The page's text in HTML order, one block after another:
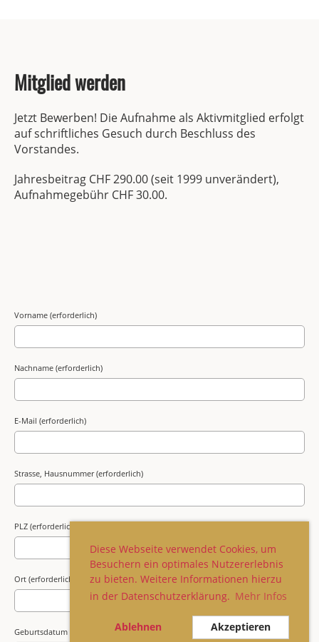
Diese Webseite verwendet Cookies, um
Besuchern ein optimales Nutzererlebnis
zu bieten. Weitere Informationen hierzu
in der Datenschutzerklärung. Mehr Infos
Ablehnen Akzeptieren
Mitglied werden
Jetzt Bewerben! Die Aufnahme als Aktivmitglied erfolgt
auf schriftliches Gesuch durch Beschluss des
Vorstandes.
Jahresbeitrag CHF 290.00 (seit 1999 unverändert),
Aufnahmegebühr CHF 30.00.
Vorname (erforderlich)
Nachname (erforderlich)
E-Mail (erforderlich)
Strasse, Hausnummer (erforderlich)
PLZ (erforderlich)
Ort (erforderlich)
Geburtsdatum (erforderlich)